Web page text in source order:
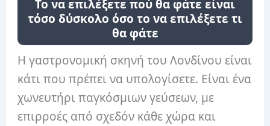
Το να επιλέξετε πού θα φάτε είναι
τόσο δύσκολο όσο το να επιλέξετε τι
θα φάτε
Η γαστρονομική σκηνή του Λονδίνου είναι
κάτι που πρέπει να υπολογίσετε. Είναι ένα
χωνευτήρι παγκόσμιων γεύσεων, με
επιρροές από σχεδόν κάθε χώρα και